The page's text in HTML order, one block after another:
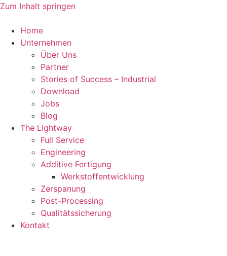
Zum Inhalt springen
Home
Unternehmen
Über Uns
Partner
Stories of Success – Industrial
Download
Jobs
Blog
The Lightway
Full Service
Engineering
Additive Fertigung
Werkstoffentwicklung
Zerspanung
Post-Processing
Qualitätssicherung
Kontakt